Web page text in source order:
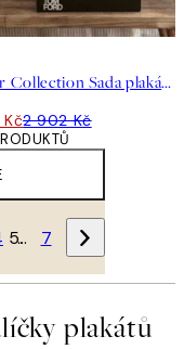
Shoulder Collection Sada plakátů
Kč2 902 Kč
… 7
plakátů